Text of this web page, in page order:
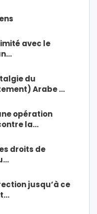
avec le
du
Arabe …
opération
la…
droits de
jusqu’à ce